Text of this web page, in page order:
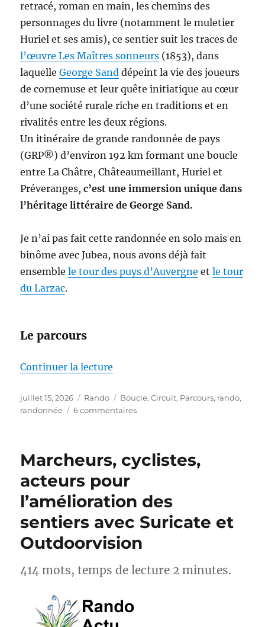
retracé, roman en main, les chemins des
personnages du livre (notamment le muletier
Huriel et ses amis), ce sentier suit les traces de
l’œuvre Les Maîtres sonneurs (1853), dans
laquelleGeorge Sand dépeint la vie des joueurs
de cornemuse et leur quête initiatique au cœur
d’une société rurale riche en traditions et en
rivalités entre les deux régions.
Un itinéraire de grande randonnée de pays
(GRP®) d’environ 192 km formant une boucle
entre La Châtre, Châteaumeillant, Huriel et
Préveranges,c’est une immersion unique dans
l’héritage littéraire de George Sand.
Je n’ai pas fait cette randonnée en solo mais en
binôme avec Jubea, nous avons déjà fait
ensemblele tour des puys d’Auvergne etle tour
du Larzac.
Le parcours
Continuer la lecture
Publié
le
juillet 15, 2026 Catégories
Rando Étiquettes
Boucle,Circuit, Parcours, rando,
randonnée
6 commentairessur
sur
des
Maîtres
Sonneurs
Marcheurs, cyclistes,
acteurs pour
l’amélioration des
sentiers avec Suricate et
Outdoorvision
414 mots, temps de lecture 2 minutes.